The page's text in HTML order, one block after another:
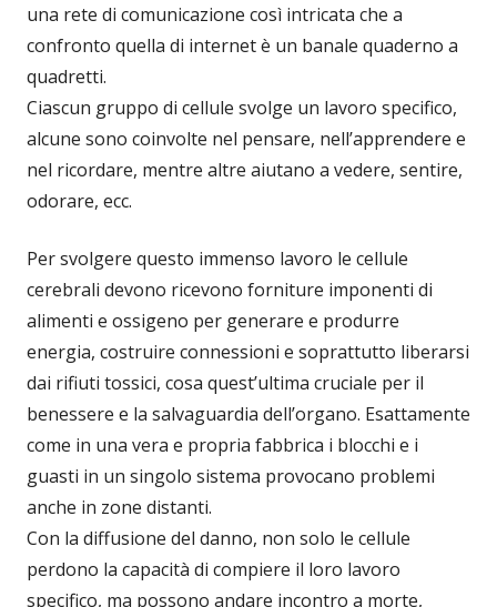
una rete di comunicazione così intricata che a
confronto quella di internet è un banale quaderno a
quadretti.
Ciascun gruppo di cellule svolge un lavoro specifico,
alcune sono coinvolte nel pensare, nell’apprendere e
nel ricordare, mentre altre aiutano a vedere, sentire,
odorare, ecc.
Per svolgere questo immenso lavoro le cellule
cerebrali devono ricevono forniture imponenti di
alimenti e ossigeno per generare e produrre
energia, costruire connessioni e soprattutto liberarsi
dai rifiuti tossici, cosa quest’ultima cruciale per il
benessere e la salvaguardia dell’organo. Esattamente
come in una vera e propria fabbrica i blocchi e i
guasti in un singolo sistema provocano problemi
anche in zone distanti.
Con la diffusione del danno, non solo le cellule
perdono la capacità di compiere il loro lavoro
specifico, ma possono andare incontro a morte,